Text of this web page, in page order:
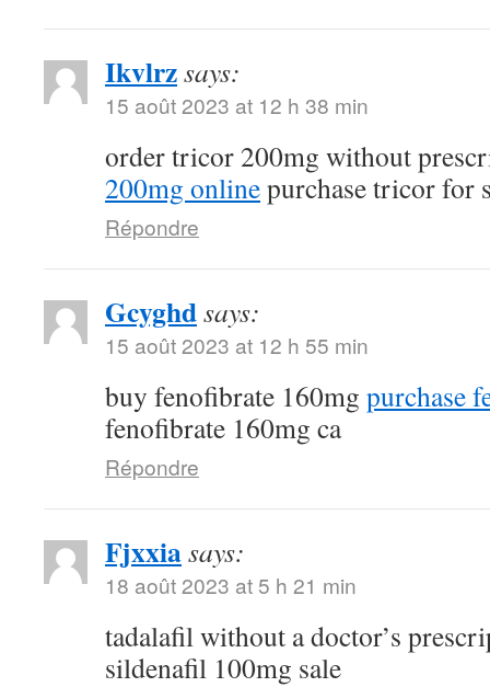
Ikvlrzsays:
15 août 2023 at 12 h 38 min
order tricor 200mg without
200mg onlinepurchase tricor for
Répondre
Gcyghdsays:
15 août 2023 at 12 h 55 min
buy fenofibrate 160mg purchase
fenofibrate 160mg ca
Répondre
Fjxxiasays:
18 août 2023 at 5 h 21 min
tadalafil without a doctor’s
sildenafil 100mg sale